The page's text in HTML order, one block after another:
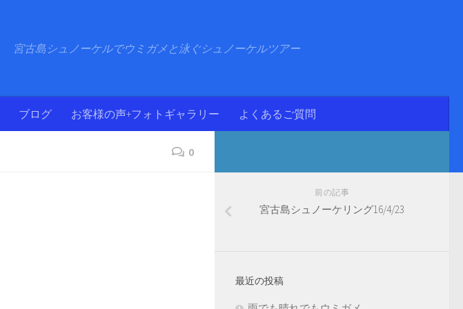
宮古島シュノーケルでウミガメと泳ぐシュノーケルツアー
ブログ お客様の声+フォトギャラリー よくあるご質問
0
前の記事
宮古島シュノーケリング16/4/23
最近の投稿